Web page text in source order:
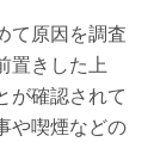
て原因を調査
置きした上
が確認されて
や喫煙などの